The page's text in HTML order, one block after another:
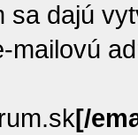
sa dajú
mailovú
[/